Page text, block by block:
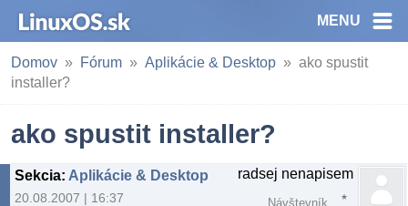
MENU
Domov Fórum Aplikácie & Desktop
ako spustit
installer?
ako spustit installer?
Sekcia: Aplikácie & Desktop
20.08.2007 | 16:37
radsej nenapisem
Návštevník